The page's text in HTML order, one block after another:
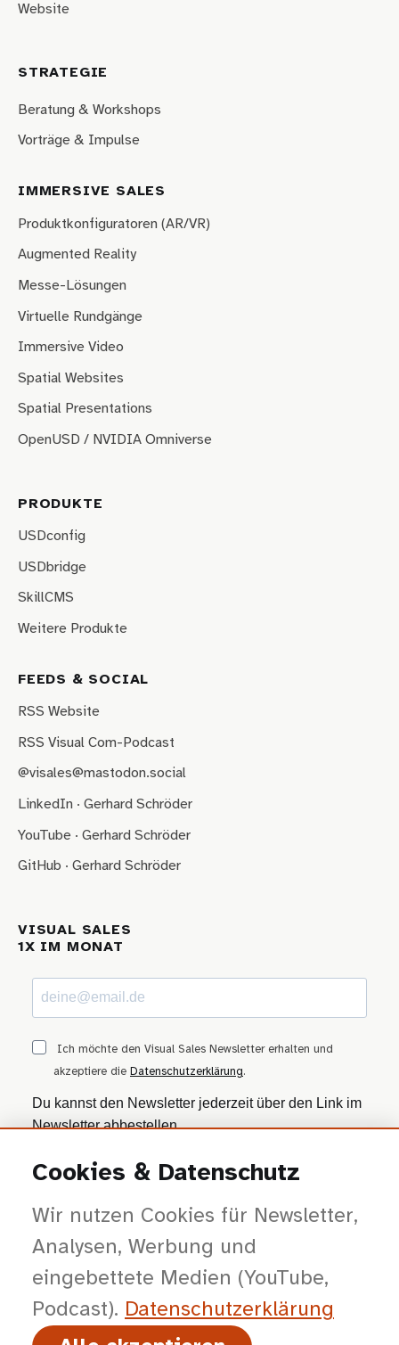
Website
STRATEGIE
Beratung & Workshops
Vorträge & Impulse
IMMERSIVE SALES
Produktkonfiguratoren (AR/VR)
Augmented Reality
Messe-Lösungen
Virtuelle Rundgänge
Immersive Video
Spatial Websites
Spatial Presentations
OpenUSD / NVIDIA Omniverse
PRODUKTE
USDconfig
USDbridge
SkillCMS
Weitere Produkte
FEEDS & SOCIAL
RSS Website
RSS Visual Com-Podcast
@visales@mastodon.social
LinkedIn · Gerhard Schröder
YouTube · Gerhard Schröder
GitHub · Gerhard Schröder
VISUAL SALES
1X IM MONAT
Ich möchte den Visual Sales Newsletter erhalten und
akzeptiere die Datenschutzerklärung.
Du kannst den Newsletter jederzeit über den Link im
Newsletter abbestellen.
ANMELDEN
Wir nutzen Brevo als Marketing-Plattform. Mit dem Absenden stimmst du zu, dass
deine Daten zur Bearbeitung an Brevo übertragen werden — gemäß der
Datenschutzerklärung von Brevo.
Cookies & Datenschutz
Wir nutzen Cookies für Newsletter,
Analysen, Werbung und
eingebettete Medien (YouTube,
Podcast). Datenschutz­erklärung